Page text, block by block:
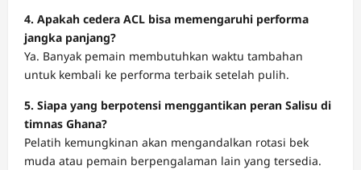
4. Apakah cedera ACL bisa memengaruhi performa
jangka panjang?
Ya. Banyak pemain membutuhkan waktu tambahan
untuk kembali ke performa terbaik setelah pulih.
5. Siapa yang berpotensi menggantikan peran Salisu di
timnas Ghana?
Pelatih kemungkinan akan mengandalkan rotasi bek
muda atau pemain berpengalaman lain yang tersedia.